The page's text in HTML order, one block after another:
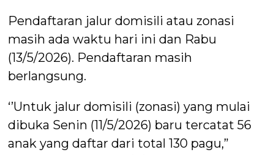
Pendaftaran jalur domisili atau zonasi
masih ada waktu hari ini dan Rabu
(13/5/2026). Pendaftaran masih
berlangsung.
‘’Untuk jalur domisili (zonasi) yang mulai
dibuka Senin (11/5/2026) baru tercatat 56
anak yang daftar dari total 130 pagu,”